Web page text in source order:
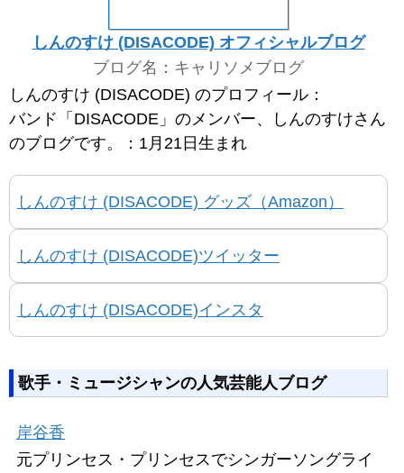
しんのすけ (DISACODE) オフィシャルブログ
ブログ名：キャリソメブログ
しんのすけ (DISACODE) のプロフィール：
バンド「DISACODE」のメンバー、しんのすけさん
のブログです。：1月21日生まれ
しんのすけ (DISACODE) グッズ（Amazon）
しんのすけ (DISACODE)ツイッター
しんのすけ (DISACODE)インスタ
歌手・ミュージシャンの人気芸能人ブログ
岸谷香
元プリンセス・プリンセスでシンガーソングライ